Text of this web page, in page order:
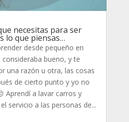
necesitas para ser
lo que piensas…
desde pequeño en
bueno, y te
una razón u otra, las cosas
de cierto punto y yo no
Aprendí a lavar carros y
servicio a las personas de...